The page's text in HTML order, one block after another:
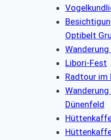
Optibelt
Libori-Fest
Radtour im
Dünenfeld